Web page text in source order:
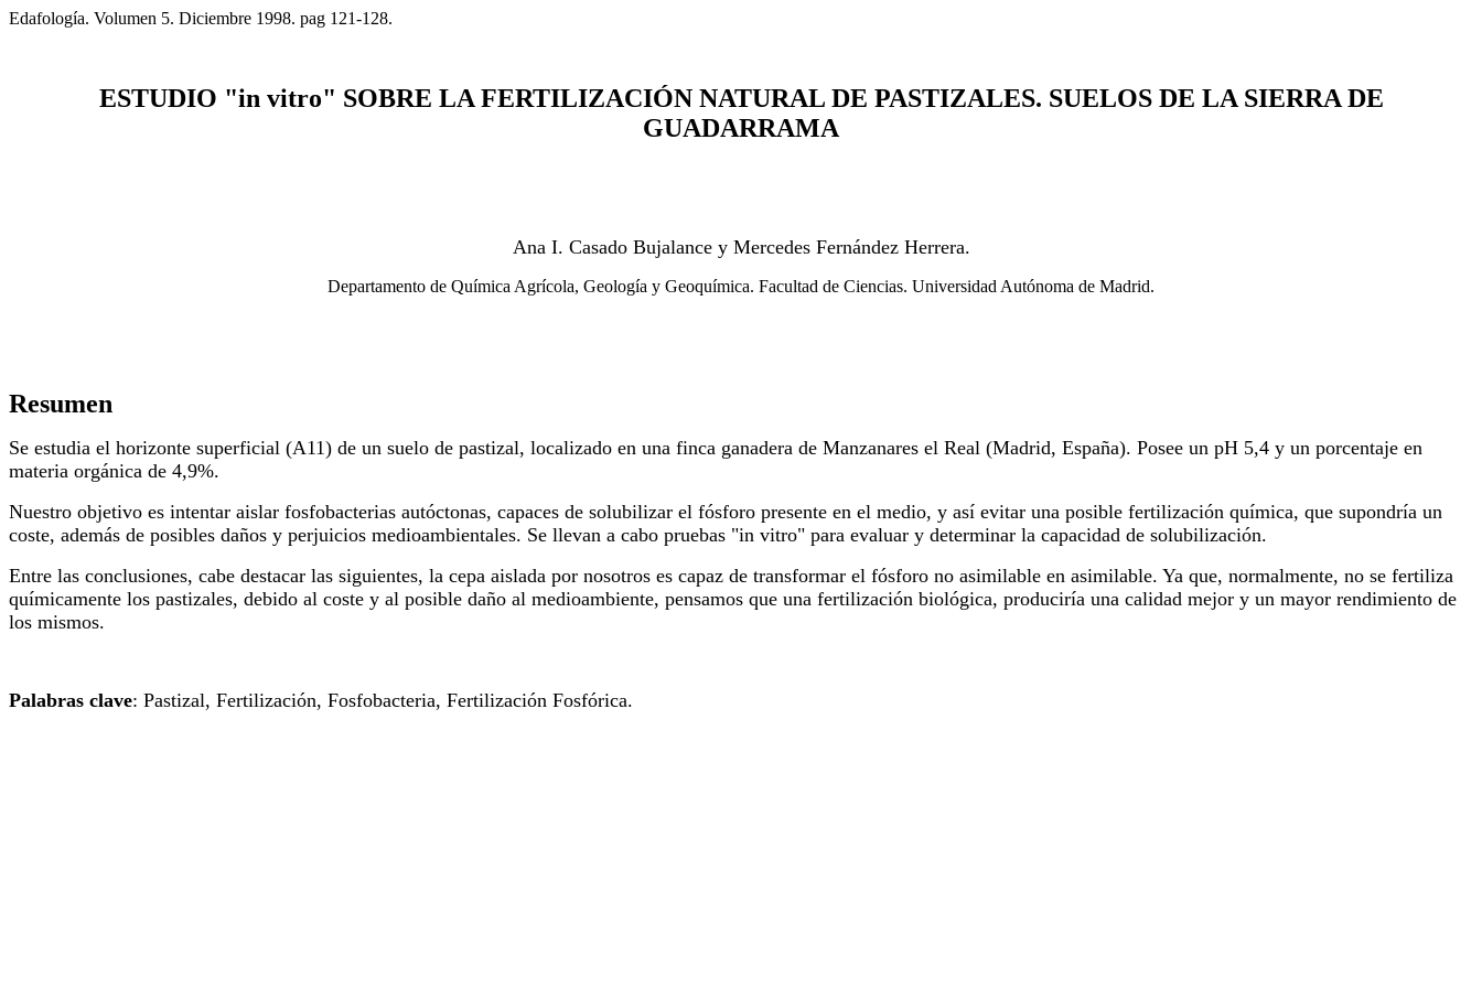
Edafología. Volumen 5. Diciembre 1998. pag 121-128.
ESTUDIO "in vitro" SOBRE LA FERTILIZACIÓN NATURAL DE PASTIZALES. SUELOS DE LA SIERRA DE
GUADARRAMA
Ana I. Casado Bujalance y Mercedes Fernández Herrera.
Departamento de Química Agrícola, Geología y Geoquímica. Facultad de Ciencias. Universidad Autónoma de Madrid.
Resumen
Se estudia el horizonte superficial (A11) de un suelo de pastizal, localizado en una finca ganadera de Manzanares el Real (Madrid, España). Posee un pH 5,4 y un porcentaje en
materia orgánica de 4,9%.
Nuestro objetivo es intentar aislar fosfobacterias autóctonas, capaces de solubilizar el fósforo presente en el medio, y así evitar una posible fertilización química, que supondría un
coste, además de posibles daños y perjuicios medioambientales. Se llevan a cabo pruebas "in vitro" para evaluar y determinar la capacidad de solubilización.
Entre las conclusiones, cabe destacar las siguientes, la cepa aislada por nosotros es capaz de transformar el fósforo no asimilable en asimilable. Ya que, normalmente, no se fertiliza
químicamente los pastizales, debido al coste y al posible daño al medioambiente, pensamos que una fertilización biológica, produciría una calidad mejor y un mayor rendimiento de
los mismos.
Palabras clave: Pastizal, Fertilización, Fosfobacteria, Fertilización Fosfórica.